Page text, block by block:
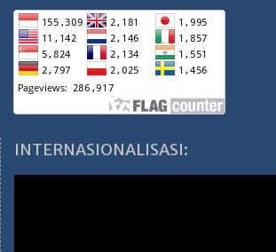
INTERNASIONALISASI: